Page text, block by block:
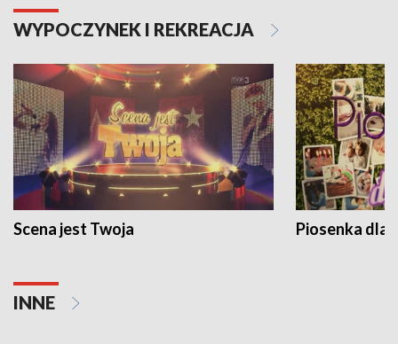
WYPOCZYNEK I REKREACJA
Scena jest Twoja Piosenka dla
INNE